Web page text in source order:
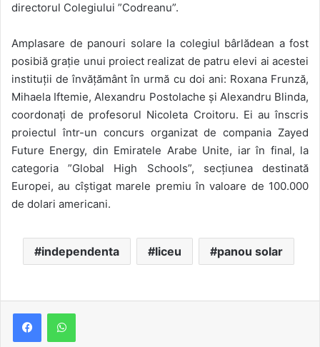
directorul Colegiului ”Codreanu”.
Amplasare de panouri solare la colegiul bârlădean a fost
posibiă grație unui proiect realizat de patru elevi ai acestei
instituții de învățământ în urmă cu doi ani: Roxana Frunză,
Mihaela Iftemie, Alexandru Postolache și Alexandru Blinda,
coordonați de profesorul Nicoleta Croitoru. Ei au înscris
proiectul într-un concurs organizat de compania Zayed
Future Energy, din Emiratele Arabe Unite, iar în final, la
categoria ”Global High Schools”, secțiunea destinată
Europei, au cîștigat marele premiu în valoare de 100.000
de dolari americani.
independenta liceu panou solar